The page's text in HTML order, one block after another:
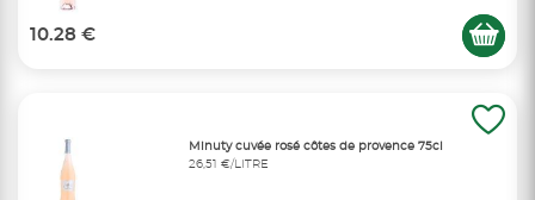
10.28 €
Minuty cuvée rosé côtes de provence 75cl
26,51 €/LITRE